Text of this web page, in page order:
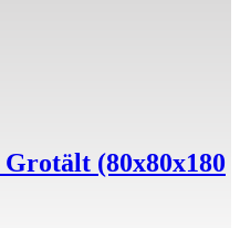
(80x80x180